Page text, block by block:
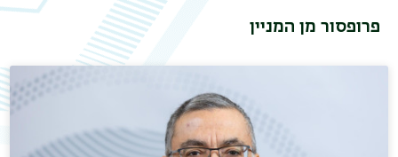
פרופסור מן המניין